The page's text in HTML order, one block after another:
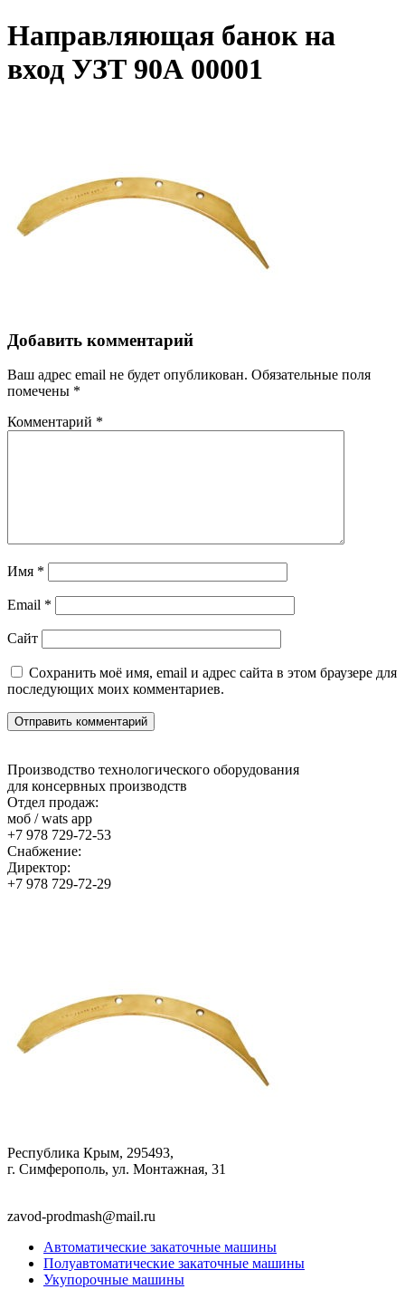
Направляющая банок на
вход УЗТ 90А 00001
Добавить комментарий
Ваш адрес email не будет опубликован. Обязательные поля
помечены *
Комментарий *
Имя *
Email *
Сайт
Сохранить моё имя, email и адрес сайта в этом браузере для
последующих моих комментариев.
Производство технологического оборудования
для консервных производств
Отдел продаж:
моб / wats app
+7 978 729-72-53
Снабжение:
Директор:
+7 978 729-72-29
Республика Крым, 295493,
г. Симферополь, ул. Монтажная, 31
zavod-prodmash@mail.ru
Автоматические закаточные машины
Полуавтоматические закаточные машины
Укупорочные машины